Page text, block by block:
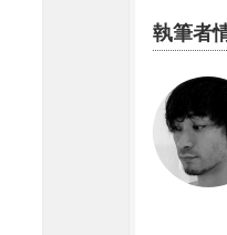
執筆者